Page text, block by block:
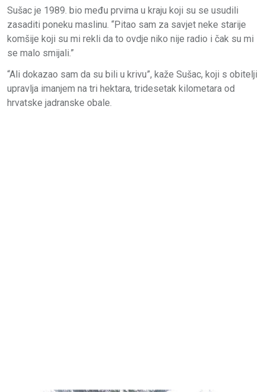
Sušac je 1989. bio među prvima u kraju koji su se usudili
zasaditi poneku maslinu. “Pitao sam za savjet neke starije
komšije koji su mi rekli da to ovdje niko nije radio i čak su mi
se malo smijali.”
“Ali dokazao sam da su bili u krivu”, kaže Sušac, koji s obitelji
upravlja imanjem na tri hektara, tridesetak kilometara od
hrvatske jadranske obale.